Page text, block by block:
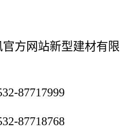
方网站新型建材有限
87717999
87718768